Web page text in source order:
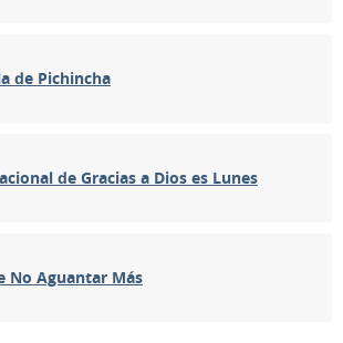
de Pichincha
de Gracias a Dios es Lunes
No Aguantar Más